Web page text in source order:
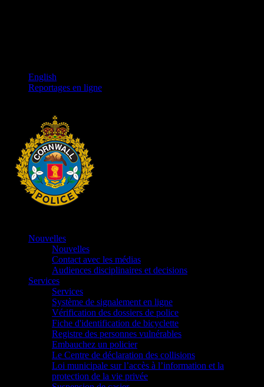
English
Reportages en ligne
Nouvelles
Nouvelles
Contact avec les médias
Audiences disciplinaires et decisions
Services
Services
Système de signalement en ligne
Vérification des dossiers de police
Fiche d'identification de bicyclette
Registre des personnes vulnérables
Embauchez un policier
Le Centre de déclaration des collisions
Loi municipale sur l’accès à l’information et la
protection de la vie privée